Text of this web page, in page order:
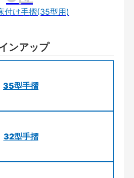
付け手摺(35型用)
ンアップ
35型手摺
32型手摺